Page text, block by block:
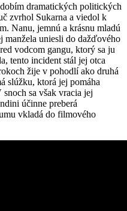
dramatických politických
zvrhol Sukarna a viedol k
Nanu, jemnú a krásnu mladú
manžela uniesli do dažďového
vodcom gangu, ktorý sa ju
tento incident stál jej otca
žije v pohodlí ako druhá
slúžku, ktorá jej pomáha
sa však vracia jej
účinne preberá
vkladá do filmového